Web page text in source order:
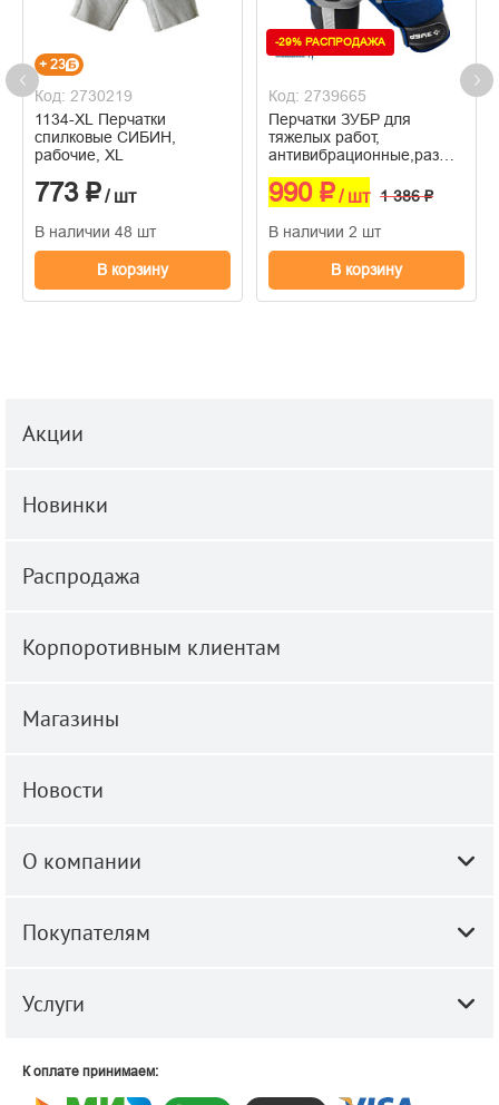
+ 23
Код: 2730219
1134-XL Перчатки
спилковые СИБИН,
рабочие, XL
773 ₽/ шт
В наличии 48 шт
В корзину
-29% РАСПРОДАЖА
Код: 2739665
Перчатки ЗУБР для
тяжелых работ,
антивибрационные,размер
комбинированные
990 ₽/ шт 1 386 ₽
В наличии 2 шт
В корзину
Акции
Новинки
Распродажа
Корпоротивным клиентам
Магазины
Новости
О компании
Покупателям
Услуги
К оплате принимаем: